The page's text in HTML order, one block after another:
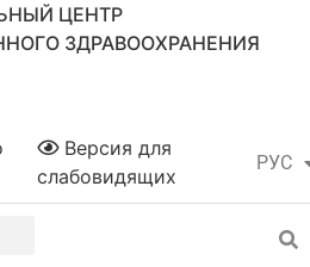
ЦЕНТР
ЗДРАВООХРАНЕНИЯ
РУС
ҚАЗ
Версия для
слабовидящих